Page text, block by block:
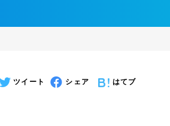
ツイート シェア はてブ